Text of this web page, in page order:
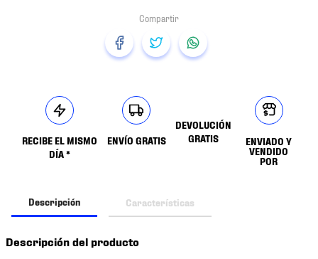
RECIBE EL MISMO
DÍA *
ENVÍO GRATIS
DEVOLUCIÓN
GRATIS
ENVIADO Y
VENDIDO
POR
Descripción Características
Descripción del producto